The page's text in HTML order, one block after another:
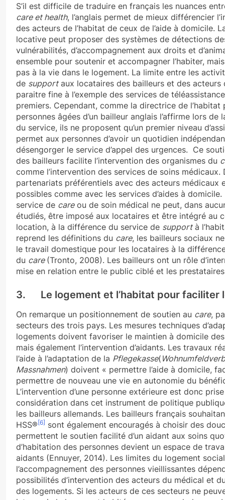
S’il est difficile de traduire en français les nuances
care et health, l’anglais permet de mieux différencier
des acteurs de l’habitat de ceux de l’aide à domicile.
locative peut proposer des systèmes de détections
vulnérabilités, d’accompagnement aux droits et
ensemble pour soutenir et accompagner l’habiter,
pas à la vie dans le logement. La limite entre les
de supportaux locataires des bailleurs et des
paraitre fine à l’exemple des services de
premiers. Cependant, comme la directrice de l’habitat
personnes âgées d’un bailleur anglais l’affirme lors de
du service, ils ne proposent qu’un premier niveau
permet aux personnes d’avoir un quotidien
désengorger le service d’appel des urgences. Ce
des bailleurs facilite l’intervention des organismes du
comme l’intervention des services de soins médicaux.
partenariats préférentiels avec des acteurs médicaux
possibles comme avec les services d’aides à
service de careou de soin médical ne peut, dans
étudiés, être imposé aux locataires et être intégré au
location, à la différence du service de supportà
reprend les définitions du care, les bailleurs sociaux
le travail domestique pour les locataires à la
du care (Tronto, 2008). Les bailleurs ont un rôle
mise en relation entre le public ciblé et les
3. Le logement et l’habitat pour faciliter
On remarque un positionnement de soutien au care,
secteurs des trois pays. Les mesures techniques
logements doivent favoriser le maintien à domicile
mais également l’intervention d’aidants. Les travaux
l’aide à l’adaptation de la Pflegekasse(
Massnahmen) doivent « permettre l’aide à domicile,
permettre de nouveau une vie en autonomie du
L’intervention d’une personne extérieure est donc
considération dans cet instrument de politique
les bailleurs allemands. Les bailleurs français
HSS® [6] sont également encouragés à choisir des
permettent le soutien facilité d’un aidant aux soins
d’habitation des personnes devient un espace de
aidants (Ennuyer, 2014). Les limites du logement
l’accompagnement des personnes vieillissantes
possibilités d’intervention des acteurs du médical et
des logements. Si les acteurs de ces secteurs ne